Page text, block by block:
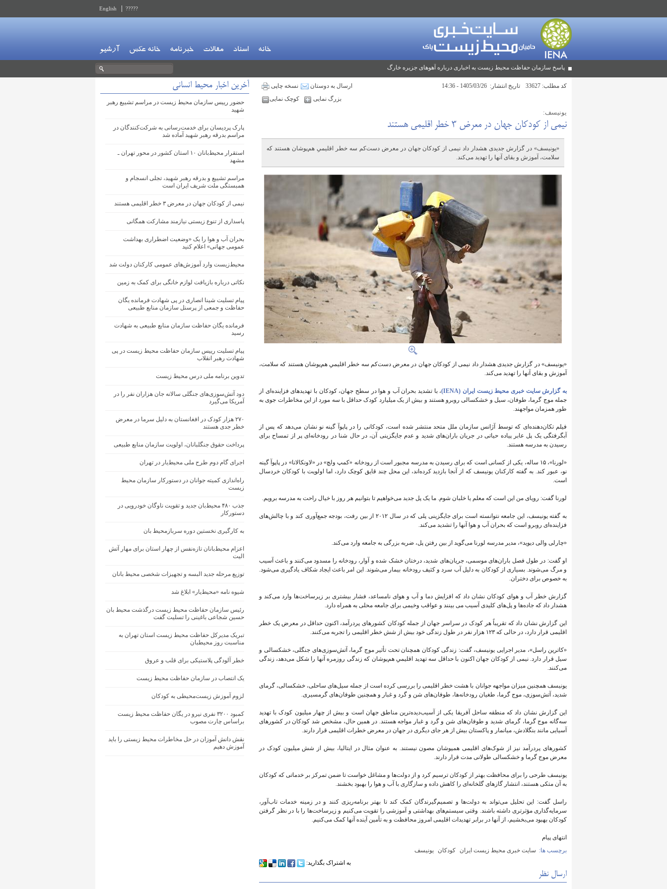
?????
English
خانه اسناد مقالات خبرنامه خانه عکس آرشیو
پاسخ سازمان حفاظت محیط زیست به اخباری درباره آهوهای جزیره خارگ
کد مطلب: تاریخ انتشار: نسخه چاپی
ارسال به دوستان
بزرگ نمایی
کوچک نمایی
یونیسف:
نیمی از کودکان جهان در معرض ۳ خطر اقلیمی هستند
«یونیسف» در گزارش جدیدی هشدار داد نیمی از کودکان جهان در معرض دست‌کم سه خطر اقلیمیِ هم‌پوشان هستند که
سلامت، آموزش و بقای آنها را تهدید می‌کند.
«یونیسف» در گزارش جدیدی هشدار داد نیمی از کودکان جهان در معرض دست‌کم سه خطر اقلیمیِ هم‌پوشان هستند که سلامت،
آموزش و بقای آنها را تهدید می‌کند.
به گزارش سایت خبری محیط زیست ایران (IENA)
، با تشدید بحران آب و هوا در سطح جهان، کودکان با تهدیدهای فزاینده‌ای از
جمله موج گرما، طوفان، سیل و خشکسالی روبرو هستند و بیش از یک میلیارد کودک حداقل با سه مورد از این مخاطرات جوی به
طور همزمان مواجهند.
فیلم تکان‌دهنده‌ای که توسط آژانس سازمان ملل متحد منتشر شده است، کودکانی را در پاپوآ گینه نو نشان می‌دهد که پس از
آبگرفتگی یک پل عابر پیاده حیاتی در جریان باران‌های شدید و عدم جایگزینی آن، در حال شنا در رودخانه‌ای پر از تمساح برای
رسیدن به مدرسه هستند.
«لورنا»، ۱۵ ساله، یکی از کسانی است که برای رسیدن به مدرسه مجبور است از رودخانه «کمپ ولچ» در «لاونکالانا» در پاپوآ گینه
نو، عبور کند. به گفته کارکنان یونیسف که از آنجا بازدید کرده‌اند، این محل چند قایق کوچک دارد، اما اولویت با کودکان خردسال
است.
لورنا گفت: رویای من این است که معلم یا خلبان شوم. ما یک پل جدید می‌خواهیم تا بتوانیم هر روز با خیال راحت به مدرسه برویم.
به گفته یونیسف، این جامعه نتوانسته است برای جایگزینی پلی که در سال ۲۰۱۲ از بین رفت، بودجه جمع‌آوری کند و با چالش‌های
فزاینده‌ای روبرو است که بحران آب و هوا آنها را تشدید می‌کند.
«چارلی والی دیوید»، مدیر مدرسه لورنا می‌گوید از بین رفتن پل، ضربه بزرگی به جامعه وارد می‌کند.
او گفت: در طول فصل باران‌های موسمی، جریان‌های شدید، درختان خشک شده و آوار، رودخانه را مسدود می‌کنند و باعث آسیب
و مرگ می‌شوند. بسیاری از کودکان به دلیل آب سرد و کثیف رودخانه بیمار می‌شوند. این امر باعث ایجاد شکاف یادگیری می‌شود.
به خصوص برای دختران.
گزارش خطر آب و هوای کودکان نشان داد که افزایش دما و آب و هوای نامساعد، فشار بیشتری بر زیرساخت‌ها وارد می‌کند و
هشدار داد که جاده‌ها و پل‌های کلیدی آسیب می بینند و عواقب وخیمی برای جامعه محلی به همراه دارد.
این گزارش نشان داد که تقریباً هر کودک در سراسر جهان از جمله کودکان کشورهای پردرآمد، اکنون حداقل در معرض یک خطر
اقلیمی قرار دارد، در حالی که ۱۲۳ هزار نفر در طول زندگی خود بیش از شش خطر اقلیمی را تجربه می‌کنند.
«کاترین راسل»، مدیر اجرایی یونیسف، گفت: زندگی کودکان همچنان تحت تأثیر موج گرما، آتش‌سوزی‌های جنگلی، خشکسالی و
سیل قرار دارد. نیمی از کودکان جهان اکنون با حداقل سه تهدید اقلیمیِ هم‌پوشان که زندگی روزمره آنها را شکل می‌دهد، زندگی
می‌کنند.
یونیسف همچنین میزان مواجهه جوانان با هشت خطر اقلیمی را بررسی کرده است از جمله سیل‌های ساحلی، خشکسالی، گرمای
شدید، آتش‌سوزی، موج گرما، طغیان رودخانه‌ها، طوفان‌های شن و گرد و غبار و همچنین طوفان‌های گرمسیری.
این گزارش نشان داد که منطقه ساحل آفریقا یکی از آسیب‌دیده‌ترین مناطق جهان است و بیش از چهار میلیون کودک با تهدید
سه‌گانه موج گرما، گرمای شدید و طوفان‌های شن و گرد و غبار مواجه هستند. در همین حال، مشخص شد کودکان در کشورهای
آسیایی مانند بنگلادش، میانمار و پاکستان بیش از هر جای دیگری در جهان در معرض خطرات اقلیمی قرار دارند.
کشورهای پردرآمد نیز از شوک‌های اقلیمی همپوشان مصون نیستند. به عنوان مثال در ایتالیا، بیش از شش میلیون کودک در
معرض موج گرما و خشکسالی طولانی مدت قرار دارند.
یونیسف طرحی را برای محافظت بهتر از کودکان ترسیم کرد و از دولت‌ها و مشاغل خواست تا ضمن تمرکز بر خدماتی که کودکان
به آن متکی هستند، انتشار گازهای گلخانه‌ای را کاهش داده و سازگاری با آب و هوا را بهبود بخشند.
راسل گفت: این تحلیل می‌تواند به دولت‌ها و تصمیم‌گیرندگان کمک کند تا بهتر برنامه‌ریزی کنند و در زمینه خدمات تاب‌آور،
سرمایه‌گذاری مؤثرتری داشته باشند. وقتی سیستم‌های بهداشتی و آموزشی را تقویت می‌کنیم و زیرساخت‌ها را با در نظر گرفتن
کودکان بهبود می‌بخشیم، از آنها در برابر تهدیدات اقلیمی امروز محافظت و به تأمین آینده آنها کمک می‌کنیم.
انتهای پیام
برچسب ها: سایت خبری محیط زیست ایران کودکان
یونیسف
به اشتراک بگذارید:
ارسال نظر
آخرین اخبار محیط انسانی
حضور رییس سازمان محیط‌ زیست در مراسم تشییع رهبر
شهید
پارک پردیسان برای خدمت‌رسانی به شرکت‌کنندگان در
مراسم بدرقه رهبر شهید آماده شد
استقرار محیط‌بانان ۱۰ استان کشور در محور تهران ـ
مشهد
مراسم تشییع و بدرقه رهبر شهید، تجلی انسجام و
همبستگی ملت شریف ایران است
نیمی از کودکان جهان در معرض ۳ خطر اقلیمی هستند
پاسداری از تنوع زیستی نیازمند مشارکت همگانی
بحران آب و هوا را یک «وضعیت اضطراری بهداشت
عمومی جهانی» اعلام کنید
محیط‌زیست وارد آموزش‌های عمومی کارکنان دولت شد
نکاتی درباره بازیافت لوازم خانگی برای کمک به زمین
پیام تسلیت شینا انصاری در پی شهادت فرمانده یگان
حفاظت و جمعی از پرسنل سازمان منابع طبیعی
فرمانده یگان حفاظت سازمان منابع طبیعی به شهادت
رسید
پیام تسلیت رییس سازمان حفاظت محیط زیست در پی
شهادت رهبر انقلاب
تدوین برنامه ملی درس محیط زیست
دود آتش‌سوزی‌های جنگلی سالانه جان هزاران نفر را در
آمریکا می‌گیرد
۲۷۰ هزار کودک در افغانستان به دلیل سرما در معرض
خطر جدی هستند
پرداخت حقوق جنگلبانان، اولویت سازمان منابع طبیعی
اجرای گام دوم طرح ملی محیط‌یار در تهران
راه‌اندازی کمیته جوانان در دستورکار سازمان محیط
زیست
جذب ۴۸۰ محیط‌بان جدید و تقویت ناوگان خودرویی در
دستورکار
به کارگیری نخستین دوره سربازمحیط بان
اعزام محیط‌بانان تازه‌نفس از چهار استان برای مهار آتش
الیت
توزیع مرحله جدید البسه و تجهیزات شخصی محیط بانان
شیوه نامه «محیط‌یار» ابلاغ شد
رئیس سازمان حفاظت محیط زیست درگذشت محیط بان
حسین شجاعی باغینی را تسلیت گفت
تبریک مدیرکل حفاظت محیط زیست استان تهران به
مناسبت روز محیطبان
خطر آلودگی پلاستیکی برای قلب و عروق
یک انتصاب در سازمان حفاظت محیط زیست
لزوم آموزش زیست‌محیطی به کودکان
کمبود ۳۲۰۰ نفری نیرو در یگان حفاظت محیط زیست
براساس چارت مصوب
نقش دانش آموزان در حل مخاطرات محیط‌ زیستی را باید
آموزش دهیم